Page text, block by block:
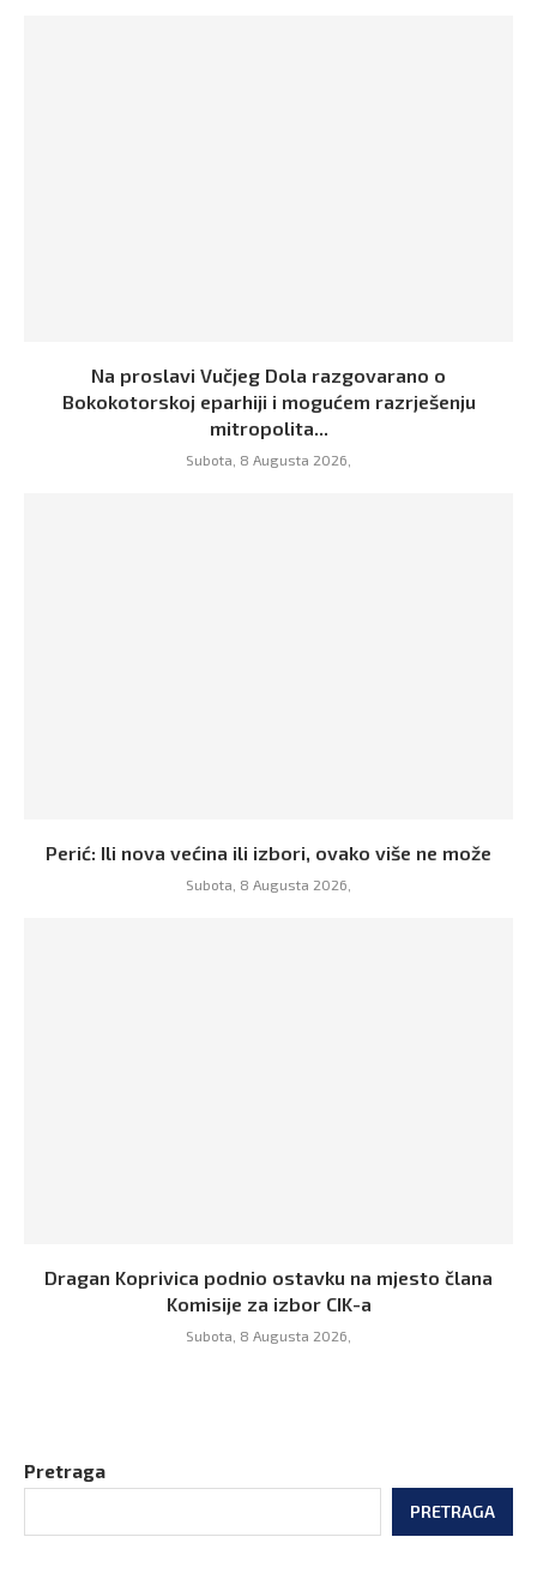
Na proslavi Vučjeg Dola razgovarano o
Bokokotorskoj eparhiji i mogućem razrješenju
mitropolita...
Subota, 8 Augusta 2026,
Perić: Ili nova većina ili izbori, ovako više ne može
Subota, 8 Augusta 2026,
Dragan Koprivica podnio ostavku na mjesto člana
Komisije za izbor CIK-a
Subota, 8 Augusta 2026,
Pretraga
PRETRAGA